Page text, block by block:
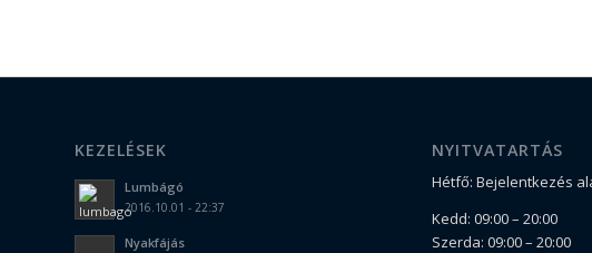
KEZELÉSEK
Lumbágó
2016.10.01 - 22:37
Nyakfájás
NYITVATARTÁS
Hétfő: Bejelentkezés
Kedd: 09:00 – 20:00
Szerda: 09:00 – 20:00